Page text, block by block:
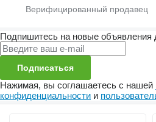
Подпишитесь на новые объявления
Подписаться
Нажимая, вы соглашаетесь с нашей
конфиденциальности и